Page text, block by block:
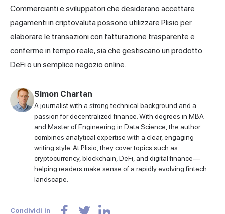
Commercianti e sviluppatori che desiderano accettare
pagamenti in criptovaluta possono utilizzare Plisio per
elaborare le transazioni con fatturazione trasparente e
conferme in tempo reale, sia che gestiscano un prodotto
DeFi o un semplice negozio online.
Simon Chartan
A journalist with a strong technical background and a
passion for decentralized finance. With degrees in MBA
and Master of Engineering in Data Science, the author
combines analytical expertise with a clear, engaging
writing style. At Plisio, they cover topics such as
cryptocurrency, blockchain, DeFi, and digital finance—
helping readers make sense of a rapidly evolving fintech
landscape.
Condividi in